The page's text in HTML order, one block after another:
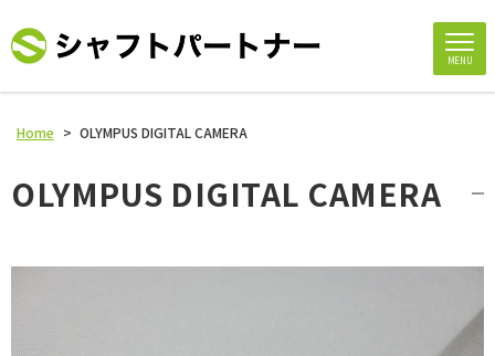
MENU
Home > OLYMPUS DIGITAL CAMERA
OLYMPUS DIGITAL CAMERA